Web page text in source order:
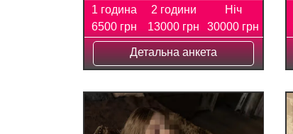
1 година
6500 грн
2 години
13000 грн
Ніч
30000 грн
Детальна анкета